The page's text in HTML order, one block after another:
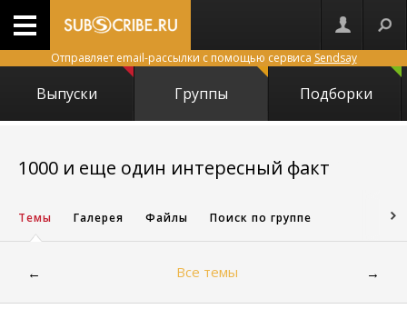
Отправляет email-рассылки с помощью сервиса Sendsay
Выпуски Группы Подборки
1000 и еще один интересный факт
Темы Галерея Файлы Поиск по группе
← Все темы →